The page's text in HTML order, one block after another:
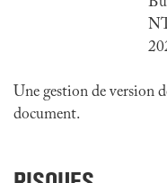
Une gestion de version
document.